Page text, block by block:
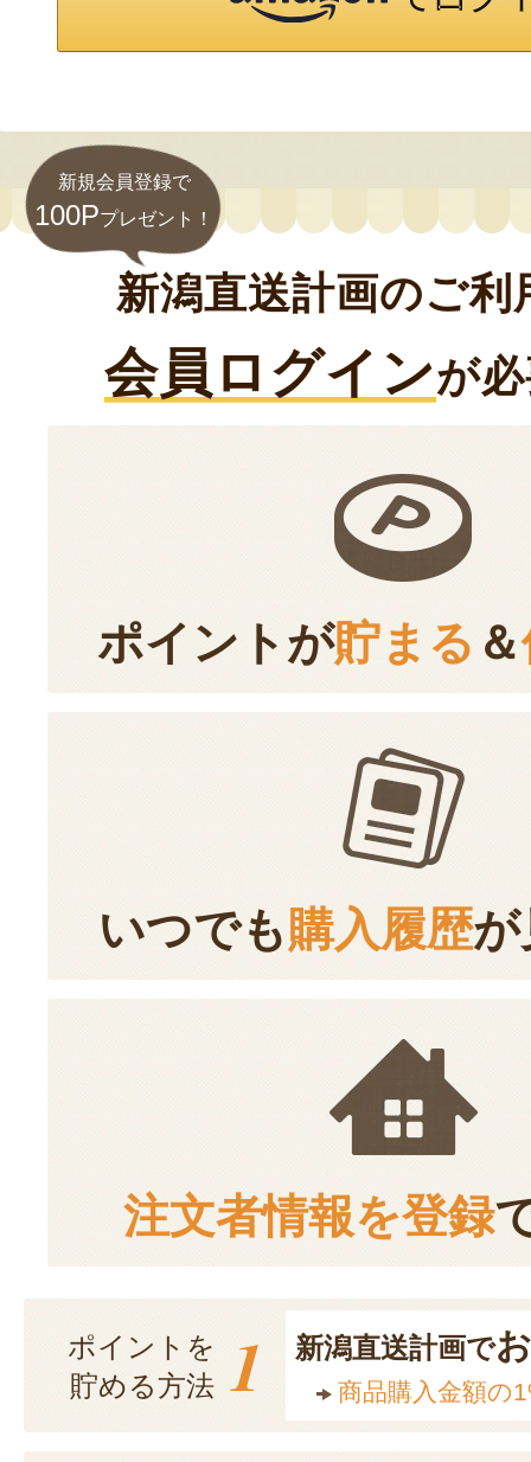
新規会員登録で
100Pプレゼント！
新潟直送計画のご利
会員ログインが
ポイントが貯まる ＆
いつでも購入履歴が
注文者情報を登録
ポイントを
貯める方法 1 新潟直送計画で
商品購入金額の